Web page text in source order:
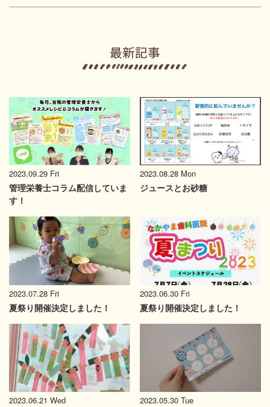
2023.09.29 Fri
管理栄養士コラム配信していま
す！
2023.08.28 Mon
ジュースとお砂糖
2023.07.28 Fri
夏祭り開催決定しました！
2023.06.30 Fri
夏祭り開催決定しました！
2023.06.21 Wed 2023.05.30 Tue